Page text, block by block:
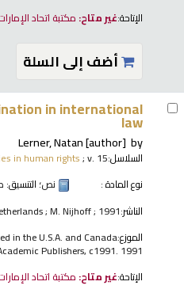
الإتاحة:غير متاح: مكتبة اتحاد
أضف إلى السلة
in international
law
by
Lerner, Natan[author]
السلاسل: in human rights; v. 15
نوع المادة :
نص؛ التنسيق:
الناشر:; M. Nijhoff ; 1991
الموزع:in the U.S.A. and Canada
Publishers, c1991. 1991
الإتاحة:غير متاح: مكتبة اتحاد